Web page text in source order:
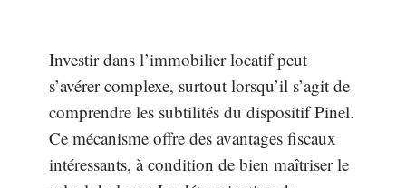
Investir dans l’immobilier locatif peut
s’avérer complexe, surtout lorsqu’il s’agit de
comprendre les subtilités du dispositif Pinel.
Ce mécanisme offre des avantages fiscaux
intéressants, à condition de bien maîtriser le